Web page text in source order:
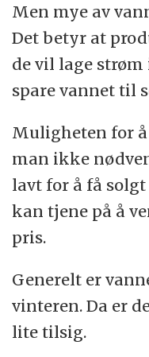
Men mye av
Det betyr at
de vil lage
spare vannet til
Muligheten for
man ikke
lavt for å få
kan tjene på å
pris.
Generelt er
vinteren. Da er
lite tilsig.